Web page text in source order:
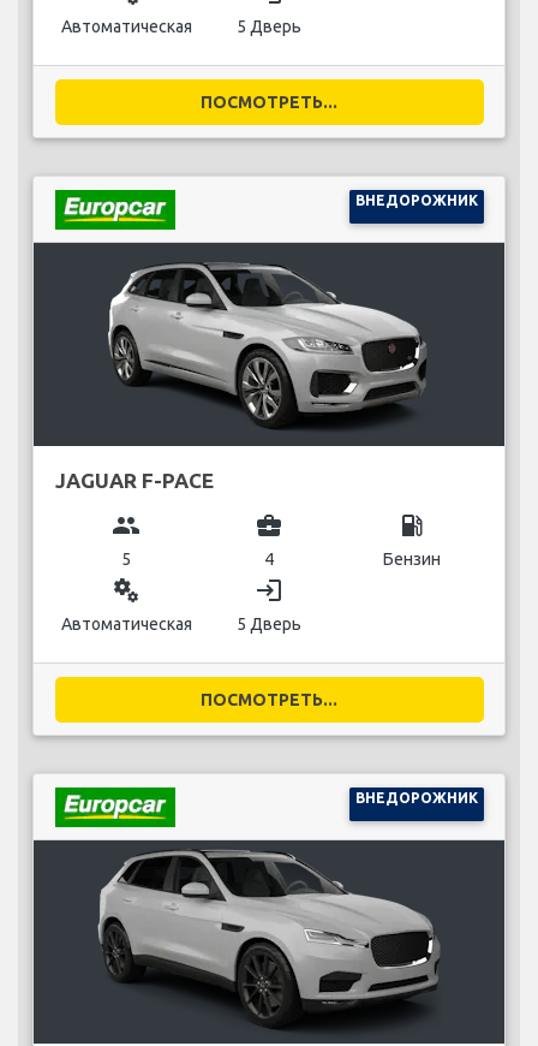
Автоматическая 5 Дверь
ПОСМОТРЕТЬ...
ВНЕДОРОЖНИК
JAGUAR F-PACE
group
5
business_center
4
local_gas_station
Бензин
miscellaneous_services
Автоматическая
login
5 Дверь
ПОСМОТРЕТЬ...
ВНЕДОРОЖНИК